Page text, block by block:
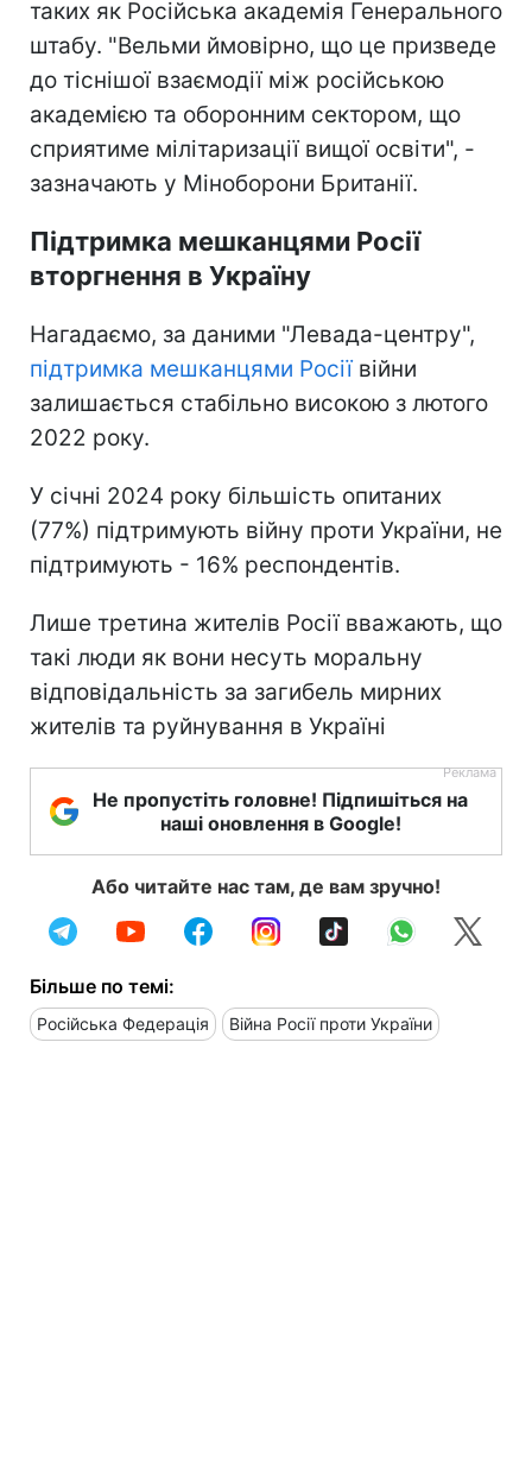
таких як Російська академія Генерального
штабу. "Вельми ймовірно, що це призведе
до тіснішої взаємодії між російською
академією та оборонним сектором, що
сприятиме мілітаризації вищої освіти", -
зазначають у Міноборони Британії.
Підтримка мешканцями Росії
вторгнення в Україну
Нагадаємо, за даними "Левада-центру",
підтримка мешканцями Росіївійни
залишається стабільно високою з лютого
2022 року.
У січні 2024 року більшість опитаних
(77%) підтримують війну проти України, не
підтримують - 16% респондентів.
Лише третина жителів Росії вважають, що
такі люди як вони несуть моральну
відповідальність за загибель мирних
жителів та руйнування в Україні
Не пропустіть головне! Підпишіться на
наші оновлення в Google!
Або читайте нас там, де вам зручно!
Більше по темі:
Російська Федерація Війна Росії проти України